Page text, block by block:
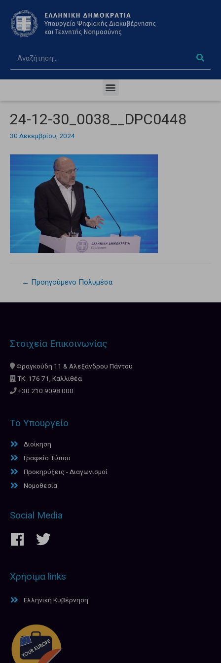
24-12-30_0038__DPC0448
30 Δεκεμβρίου, 2024
← Προηγούμενο Πολυμέσα
Στοιχεία Επικοινωνίας
Φραγκούδη 11 & Αλεξάνδρου Πάντου
ΤΚ: 176 71, Καλλιθέα
+30 210.9098.000
Το Υπουργείο
Διοίκηση
Γραφείο Τύπου
Προκηρύξεις - Διαγωνισμοί
Νομοθεσία
Social Media
Χρήσιμα links
Ελληνική Κυβέρνηση